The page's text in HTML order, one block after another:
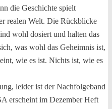
die Geschichte spielt
realen Welt. Die Rückblicke
wohl dosiert und halten das
was wohl das Geheimnis ist,
wie es ist. Nichts ist, wie es
leider ist der Nachfolgeband
erscheint im Dezember Heft